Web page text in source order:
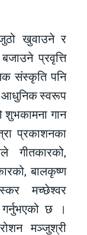
खुवाउने र
प्रवृत्ति
संस्कृति पनि
आधुनिक स्वरूप
शुभकामना गान
प्रकाशनका
गीतकारको,
बालकृष्ण
मच्छेश्वर
गर्नुभएको छ ।
मञ्जुश्री